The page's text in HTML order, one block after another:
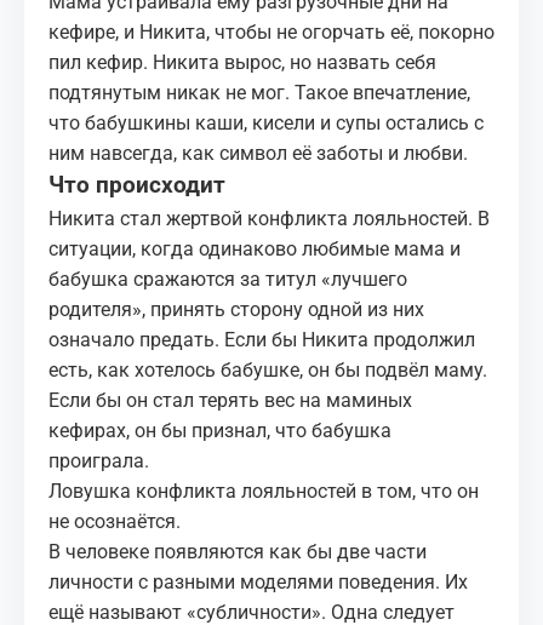
кефире, и Никита, чтобы не огорчать её, покорно
пил кефир. Никита вырос, но назвать себя
подтянутым никак не мог. Такое впечатление,
что бабушкины каши, кисели и супы остались с
ним навсегда, как символ её заботы и любви.
Что происходит
Никита стал жертвой конфликта лояльностей. В
ситуации, когда одинаково любимые мама и
бабушка сражаются за титул «лучшего
родителя», принять сторону одной из них
означало предать. Если бы Никита продолжил
есть, как хотелось бабушке, он бы подвёл маму.
Если бы он стал терять вес на маминых
кефирах, он бы признал, что бабушка
проиграла.
Ловушка конфликта лояльностей в том, что он
не осознаётся.
В человеке появляются как бы две части
личности с разными моделями поведения. Их
ещё называют «субличности». Одна следует